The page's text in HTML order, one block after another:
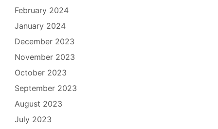
February 2024
January 2024
December 2023
November 2023
October 2023
September 2023
August 2023
July 2023